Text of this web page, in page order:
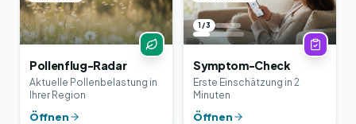
Pollenflug-Radar
Aktuelle Pollenbelastung in
Ihrer Region
Öffnen
1 / 3
Symptom-Check
Erste Einschätzung in 2
Minuten
Öffnen